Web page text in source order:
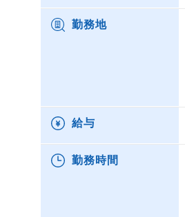
勤務地
給与
勤務時間